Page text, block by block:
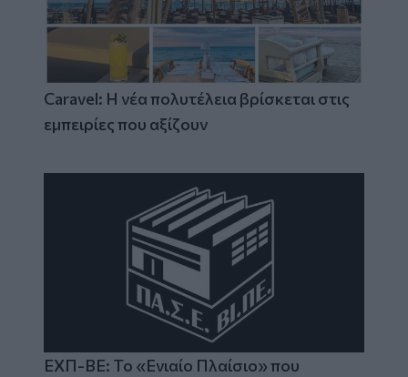
Caravel: Η νέα πολυτέλεια βρίσκεται στις
εμπειρίες που αξίζουν
ΕΧΠ-ΒΕ: Το «Ενιαίο Πλαίσιο» που